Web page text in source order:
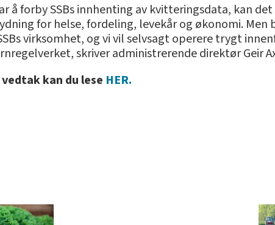
å forby SSBs innhenting av kvitteringsdata, kan det
for helse, fordeling, levekår og økonomi. Men
virksomhet, og vi vil selvsagt operere trygt
skriver administrerende direktør Geir
kan du lese HER.